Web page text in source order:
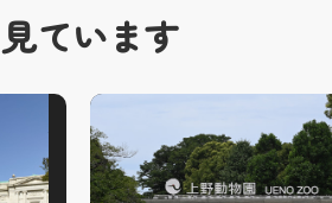
ています